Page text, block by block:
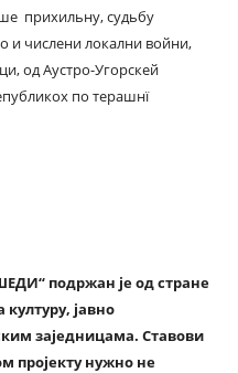
прихильну, судьбу
и числени локални войни,
од Аустро-Угорскей
по терашнї
подржан је од стране
културу, јавно
заједницама. Ставови
пројекту нужно не